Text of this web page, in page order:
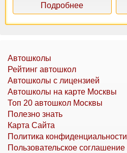
Подробнее
Автошколы
Рейтинг автошкол
Автошколы с лицензией
Автошколы на карте Москвы
Топ 20 автошкол Москвы
Полезно знать
Карта Сайта
Политика конфиденциальности
Пользовательское соглашение